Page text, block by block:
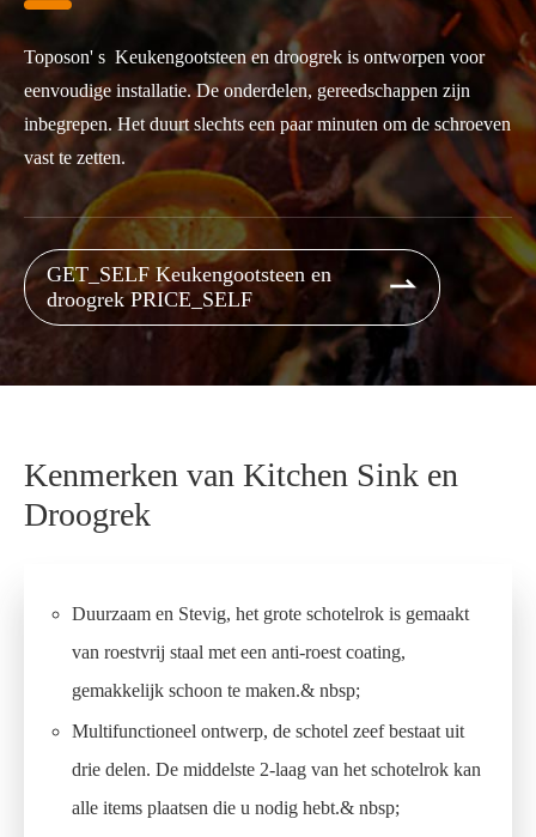
Toposon' s Keukengootsteen en droogrek is ontworpen voor
eenvoudige installatie. De onderdelen, gereedschappen zijn
inbegrepen. Het duurt slechts een paar minuten om de schroeven
vast te zetten.
GET_SELF Keukengootsteen en
droogrek PRICE_SELF

Kenmerken van Kitchen Sink en
Droogrek
Duurzaam en Stevig, het grote schotelrok is gemaakt
van roestvrij staal met een anti-roest coating,
gemakkelijk schoon te maken.& nbsp;
Multifunctioneel ontwerp, de schotel zeef bestaat uit
drie delen. De middelste 2-laag van het schotelrok kan
alle items plaatsen die u nodig hebt.& nbsp;